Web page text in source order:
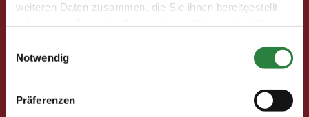
weiteren Daten zusammen, die Sie ihnen bereitgestellt
Notwendig
Präferenzen
Club
Förderprojekte